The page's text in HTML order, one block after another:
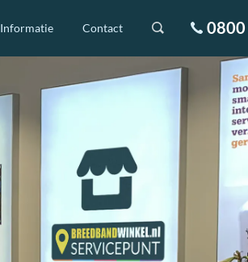
Informatie Contact